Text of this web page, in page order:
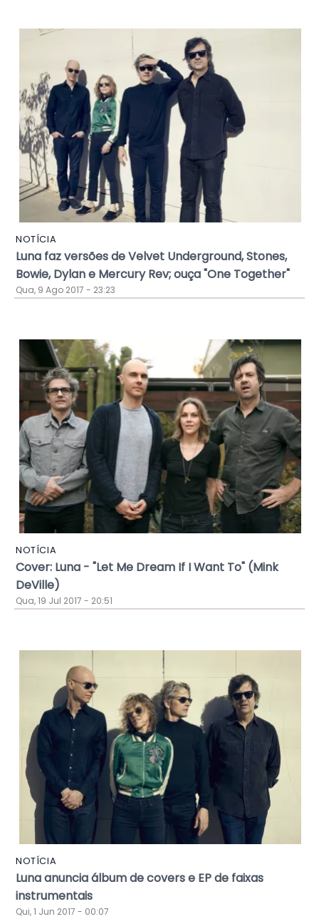
NOTÍCIA
Luna faz versões de Velvet Underground, Stones,
Bowie, Dylan e Mercury Rev; ouça "One Together"
Qua, 9 Ago 2017 - 23:23
NOTÍCIA
Cover: Luna - "Let Me Dream If I Want To" (Mink
DeVille)
Qua, 19 Jul 2017 - 20:51
NOTÍCIA
Luna anuncia álbum de covers e EP de faixas
instrumentais
Qui, 1 Jun 2017 - 00:07